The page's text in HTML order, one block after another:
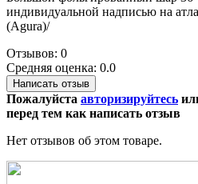
индивидуальной надписью на
(Agura)/
Отзывов: 0
Средняя оценка: 0.0
Написать отзыв
Пожалуйста авторизируйтесь
перед тем как написать отзыв
Нет отзывов об этом товаре.